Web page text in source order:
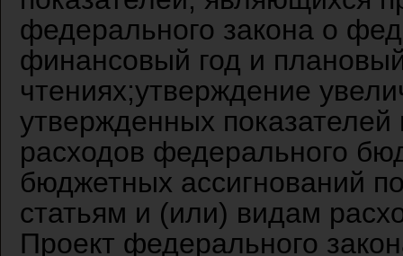
федерального закона о
финансовый год и
чтениях;утверждение
утвержденных
расходов федерального
бюджетных ассигнований
статьям и (или) видам
Проект федерального